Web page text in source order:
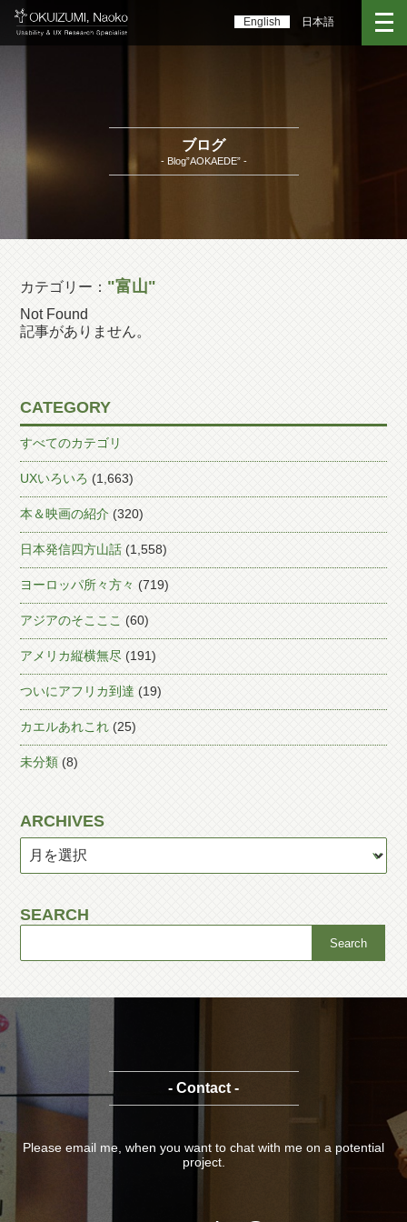
English 日本語
ブログ
- Blog”AOKAEDE” -
カテゴリー： "富山"
Not Found
記事がありません。
CATEGORY
すべてのカテゴリ
UXいろいろ (1,663)
本＆映画の紹介 (320)
日本発信四方山話 (1,558)
ヨーロッパ所々方々 (719)
アジアのそこここ (60)
アメリカ縦横無尽 (191)
ついにアフリカ到達 (19)
カエルあれこれ (25)
未分類 (8)
ARCHIVES
SEARCH
- Contact -
Please email me, when you want to chat with me on a potential
project.